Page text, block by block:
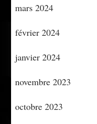
mars 2024
février 2024
janvier 2024
novembre 2023
octobre 2023